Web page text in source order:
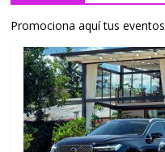
Promociona aquí tus eventos